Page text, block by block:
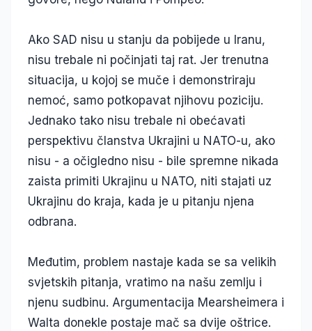
Ako SAD nisu u stanju da pobijede u Iranu,
nisu trebale ni počinjati taj rat. Jer trenutna
situacija, u kojoj se muče i demonstriraju
nemoć, samo potkopavat njihovu poziciju.
Jednako tako nisu trebale ni obećavati
perspektivu članstva Ukrajini u NATO-u, ako
nisu - a očigledno nisu - bile spremne nikada
zaista primiti Ukrajinu u NATO, niti stajati uz
Ukrajinu do kraja, kada je u pitanju njena
odbrana.
Međutim, problem nastaje kada se sa velikih
svjetskih pitanja, vratimo na našu zemlju i
njenu sudbinu. Argumentacija Mearsheimera i
Walta donekle postaje mač sa dvije oštrice.